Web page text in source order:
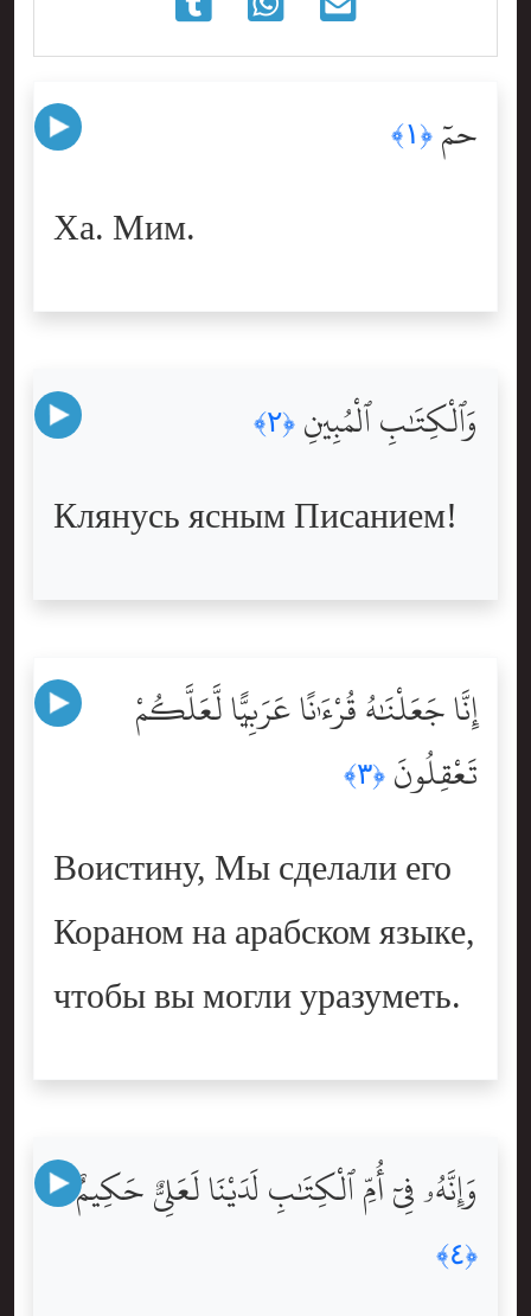
حمٓ ﴿١﴾
Ха. Мим.
وَٱلْكِتَٰبِ ٱلْمُبِينِ ﴿٢﴾
Клянусь ясным Писанием!
إِنَّا جَعَلْنَٰهُ قُرْءَٰنًا عَرَبِيًّۭا لَّعَلَّكُمْ
تَعْقِلُونَ ﴿٣﴾
Воистину, Мы сделали его
Кораном на арабском языке,
чтобы вы могли уразуметь.
وَإِنَّهُۥ فِىٓ أُمِّ ٱلْكِتَٰبِ لَدَيْنَا لَعَلِىٌّ حَكِيمٌ
﴿٤﴾